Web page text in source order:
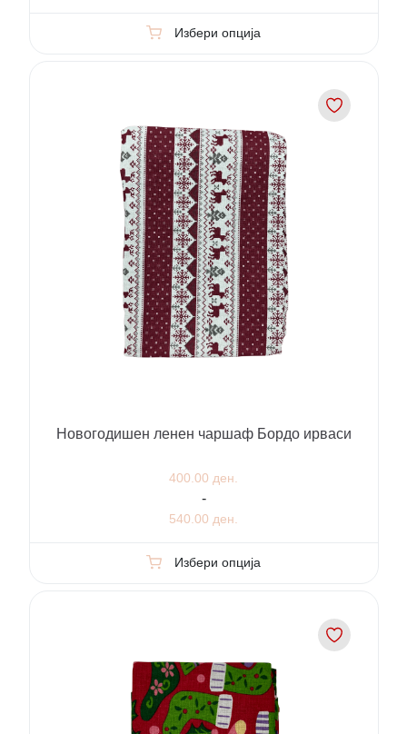
Избери опција
Новогодишен ленен чаршаф Бордо ирваси
400.00 ден.
-
540.00 ден.
Избери опција